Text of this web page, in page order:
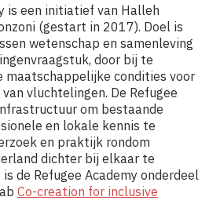
is een initiatief van Halleh
(gestart in 2017). Doel is
wetenschap en samenleving
door bij te
maatschappelijke condities voor
vluchtelingen. De Refugee
om bestaande
en lokale kennis te
en praktijk rondom
dichter bij elkaar te
de Refugee Academy onderdeel
Co-creation for inclusive